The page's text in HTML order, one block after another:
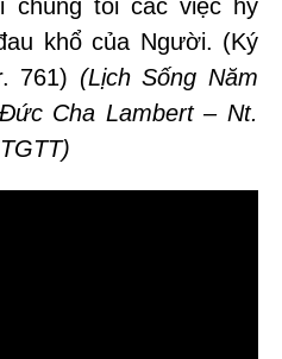
chúng tôi các việc hy
khổ của Người. (Ký
761) (Lịch Sống Năm
Cha Lambert – Nt.